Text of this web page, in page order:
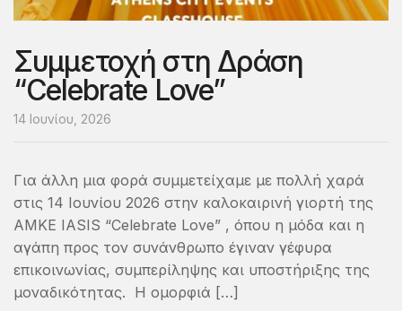
Συμμετοχή στη Δράση
“Celebrate Love”
14 Ιουνίου, 2026
Για άλλη μια φορά συμμετείχαμε με πολλή χαρά
στις 14 Ιουνίου 2026 στην καλοκαιρινή γιορτή της
ΑΜΚΕ IASIS “Celebrate Love” , όπου η μόδα και η
αγάπη προς τον συνάνθρωπο έγιναν γέφυρα
επικοινωνίας, συμπερίληψης και υποστήριξης της
μοναδικότητας. Η ομορφιά […]